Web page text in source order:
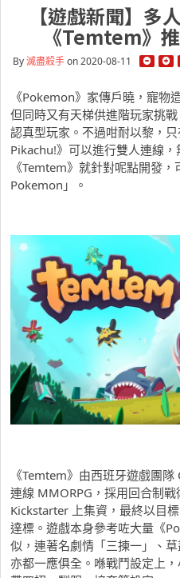
【遊戲新聞】
《Temtem》
By滅盡殺手on 2020-08-11
《Pokemon》家傳戶曉，寵物
但同時又有天梯供進階玩家挑
認真型玩家。不過咁耐以黎，
Pikachu!》可以進行雙人連線，
《Temtem》就針對呢點開發
Pokemon」。
《Temtem》由西班牙遊戲團
連線 MMORPG，採用回合制
Kickstarter 上集資，最終以目
達標。遊戲本身參考咗大量《
似，連著名劇情「三揀一」、
亦都一應俱全。喺戰鬥設定上